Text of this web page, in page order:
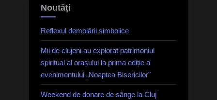
Noutăți
Reflexul demolării simbolice
Mii de clujeni au explorat patrimoniul
spiritual al orașului la prima ediție a
evenimentului „Noaptea Bisericilor”
Weekend de donare de sânge la Cluj